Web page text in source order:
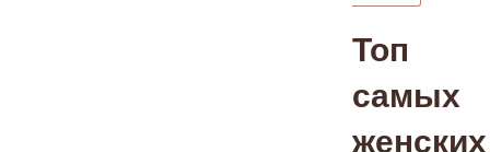
Топ
самых
женских